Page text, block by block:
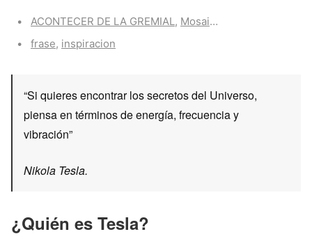
Categories:
ACONTECER DE LA GREMIAL, Mosaico
Tags:
frase, inspiracion
“Si quieres encontrar los secretos del Universo,
piensa en términos de energía, frecuencia y
vibración”
Nikola Tesla.
¿Quién es Tesla?